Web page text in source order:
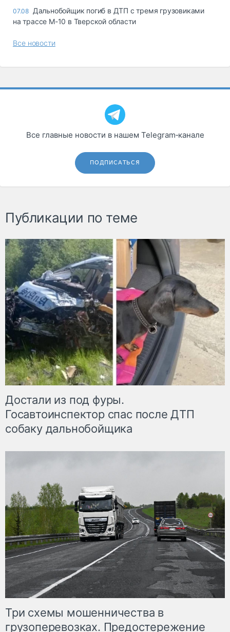
07.08 Дальнобойщик погиб в ДТП с тремя грузовиками
на трассе М-10 в Тверской области
Все новости
Все главные новости в нашем Telegram‑канале
ПОДПИСАТЬСЯ
Публикации по теме
Достали из под фуры.
Госавтоинспектор спас после ДТП
собаку дальнобойщика
Три схемы мошенничества в
грузоперевозках. Предостережение